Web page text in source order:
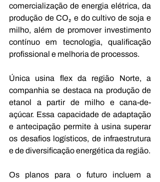
comercialização de energia elétrica, da
produção de CO₂ e do cultivo de soja e
milho, além de promover investimento
contínuo em tecnologia, qualificação
profissional e melhoria de processos.
Única usina flex da região Norte, a
companhia se destaca na produção de
etanol a partir de milho e cana-de-
açúcar. Essa capacidade de adaptação
e antecipação permite à usina superar
os desafios logísticos, de infraestrutura
e de diversificação energética da região.
Os planos para o futuro incluem a